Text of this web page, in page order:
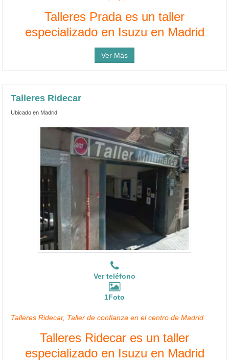
Talleres Prada es un taller
especializado en Isuzu en Madrid
Ver Más
Talleres Ridecar
Ubicado en Madrid
Ver teléfono
1Foto
Talleres Ridecar, Taller de confianza en el centro de Madrid
Talleres Ridecar es un taller
especializado en Isuzu en Madrid